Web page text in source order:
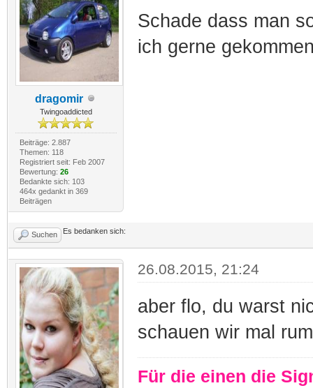
dragomir
Twingoaddicted
Beiträge: 2.887
Themen: 118
Registriert seit: Feb 2007
Bewertung: 26
Bedankte sich: 103
464x gedankt in 369
Beiträgen
Schade dass man
ich gerne
Suchen Es bedanken sich:
26.08.2015, 21:24
aber flo, du warst
schauen wir mal rum
Für die einen die